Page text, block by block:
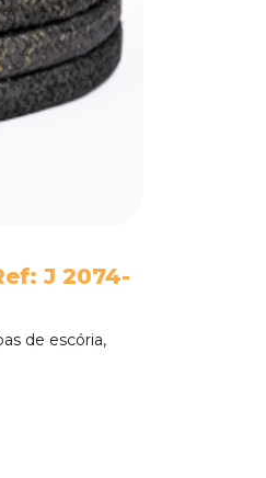
J 2074-
de escória,